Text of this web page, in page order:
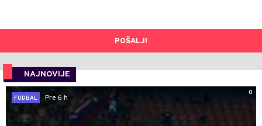
POŠALJI
NAJNOVIJE
0
FUDBAL
Pre 6 h